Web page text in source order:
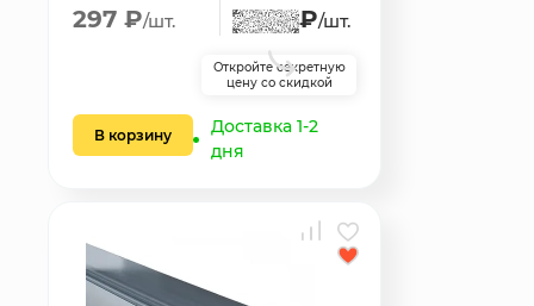
297 ₽/шт. ₽/шт.
Откройте секретную
цену со скидкой
В корзину
Доставка 1-2
дня